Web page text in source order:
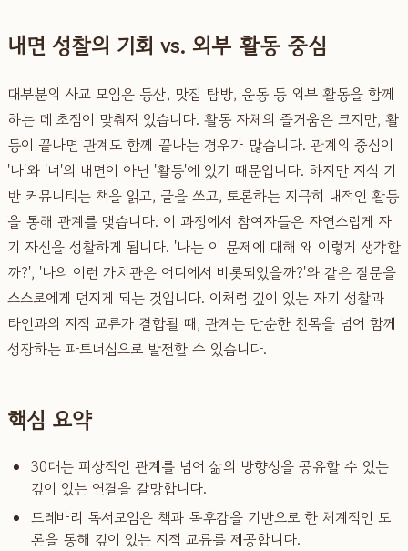
내면 성찰의 기회 vs. 외부 활동 중심
대부분의 사교 모임은 등산, 맛집 탐방, 운동 등 외부 활동을 함께
하는 데 초점이 맞춰져 있습니다. 활동 자체의 즐거움은 크지만, 활
동이 끝나면 관계도 함께 끝나는 경우가 많습니다. 관계의 중심이
'나'와 '너'의 내면이 아닌 '활동'에 있기 때문입니다. 하지만 지식 기
반 커뮤니티는 책을 읽고, 글을 쓰고, 토론하는 지극히 내적인 활동
을 통해 관계를 맺습니다. 이 과정에서 참여자들은 자연스럽게 자
기 자신을 성찰하게 됩니다. '나는 이 문제에 대해 왜 이렇게 생각할
까?', '나의 이런 가치관은 어디에서 비롯되었을까?'와 같은 질문을
스스로에게 던지게 되는 것입니다. 이처럼 깊이 있는 자기 성찰과
타인과의 지적 교류가 결합될 때, 관계는 단순한 친목을 넘어 함께
성장하는 파트너십으로 발전할 수 있습니다.
핵심 요약
30대는 피상적인 관계를 넘어 삶의 방향성을 공유할 수 있는
깊이 있는 연결을 갈망합니다.
트레바리 독서모임은 책과 독후감을 기반으로 한 체계적인 토
론을 통해 깊이 있는 지적 교류를 제공합니다.